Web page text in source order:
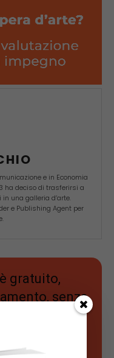
e in Economia
ha deciso di trasferirsi a
una galleria d’arte.
e Publishing Agent per
gratuito,
senza
sempre